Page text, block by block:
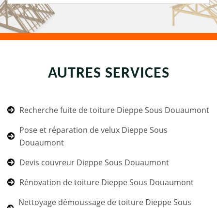
AUTRES SERVICES
Recherche fuite de toiture Dieppe Sous Douaumont
Pose et réparation de velux Dieppe Sous
Douaumont
Devis couvreur Dieppe Sous Douaumont
Rénovation de toiture Dieppe Sous Douaumont
Nettoyage démoussage de toiture Dieppe Sous